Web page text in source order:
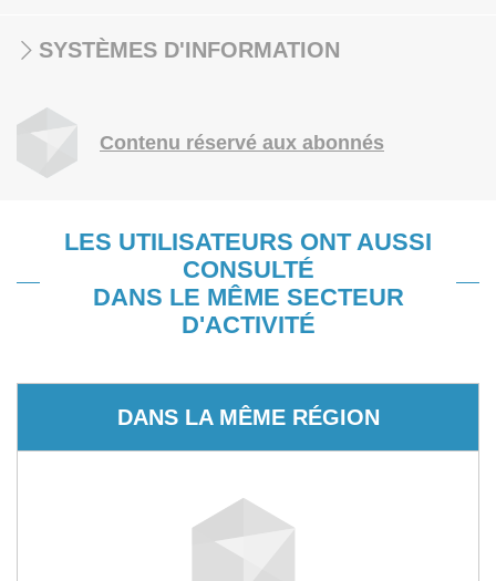
SYSTÈMES D'INFORMATION
Contenu réservé aux abonnés
LES UTILISATEURS ONT AUSSI
CONSULTÉ
DANS LE MÊME SECTEUR
D'ACTIVITÉ
DANS LA MÊME RÉGION